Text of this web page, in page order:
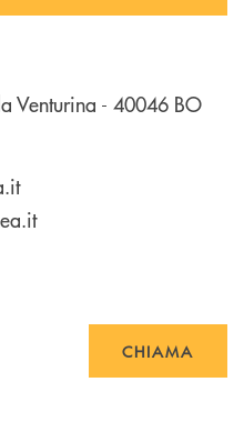
Venturina - 40046 BO
CHIAMA